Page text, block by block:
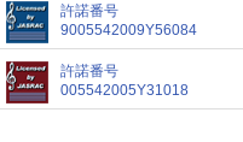
許諾番号
9005542009Y56084
許諾番号
005542005Y31018